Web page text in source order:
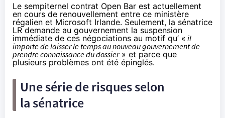
Le sempiternel contrat Open Bar est actuellement
en cours de renouvellement entre ce ministère
régalien et Microsoft Irlande. Seulement, la sénatrice
LR demande au gouvernement la suspension
immédiate de ces négociations au motif qu’ « il
importe de laisser le temps au nouveau gouvernement de
prendre connaissance du dossier» et parce que
plusieurs problèmes ont été épinglés.
Une série de risques selon
la sénatrice